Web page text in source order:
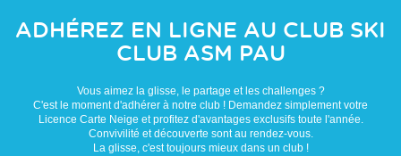
ADHÉREZ EN LIGNE AU CLUB SKI
CLUB ASM PAU
Vous aimez la glisse, le partage et les challenges ?
C'est le moment d'adhérer à notre club ! Demandez simplement votre
Licence Carte Neige et profitez d'avantages exclusifs toute l'année.
Convivilité et découverte sont au rendez-vous.
La glisse, c'est toujours mieux dans un club !